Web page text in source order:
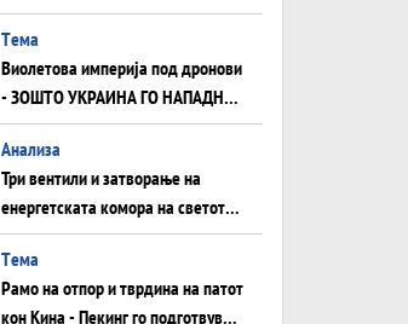
Tема
Виолетова империја под дронови
- ЗОШТО УКРАИНА ГО НАПАДНА
РУСКИОТ WILDBERRIES
Aнализа
Три вентили и затворање на
енергетската комора на светот:
Нападот во Суец најавува
глобален енергетски инфаркт?
Tема
Рамо на отпор и тврдина на патот
кон Кина - Пекинг го подготвува